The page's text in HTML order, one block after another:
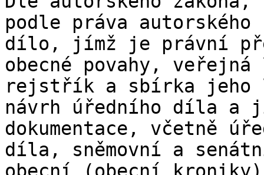
podle práva
dílo, jímž je právní
obecné povahy,
rejstřík a sbírka
návrh úředního díla a
dokumentace, včetně
díla, sněmovní a